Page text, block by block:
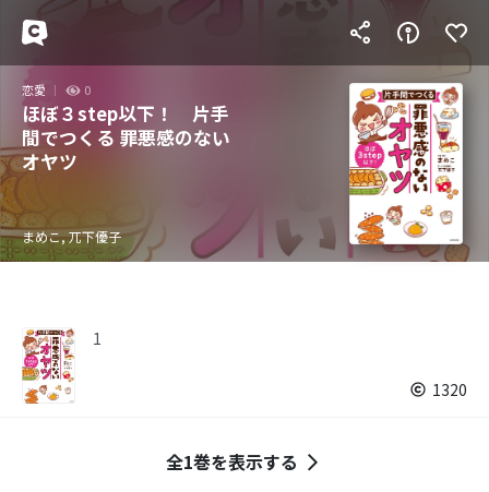
恋愛 0
ほぼ３step以下！ 片手
間でつくる 罪悪感のない
オヤツ
まめこ, 兀下優子
1
1320
全1巻を表示する